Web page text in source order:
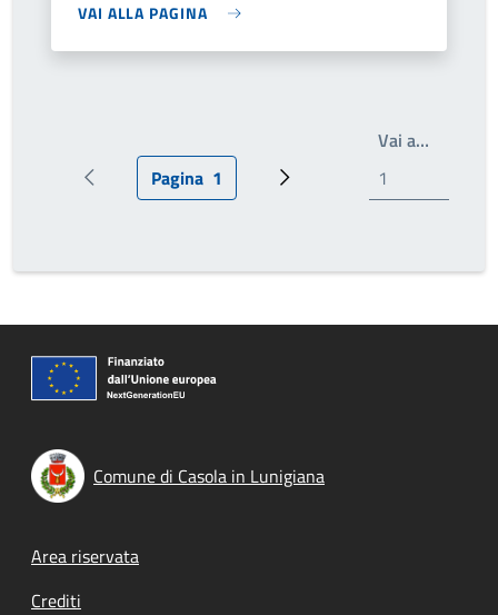
VAI ALLA PAGINA
Pagina precedentePagina attuale
Pagina 1 Prossima pagina
Vai a…
Comune di Casola in Lunigiana
Footer menu
Area riservata
Crediti